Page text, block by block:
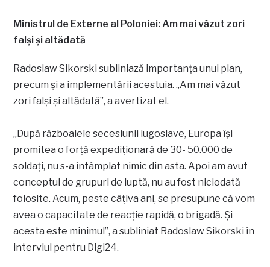
Ministrul de Externe al Poloniei: Am mai văzut zori
falşi şi altădată
Radoslaw Sikorski subliniază importanța unui plan,
precum și a implementării acestuia. „Am mai văzut
zori falşi şi altădată”, a avertizat el.
„După războaiele secesiunii iugoslave, Europa îşi
promitea o forţă expediţionară de 30- 50.000 de
soldaţi, nu s-a întâmplat nimic din asta. Apoi am avut
conceptul de grupuri de luptă, nu au fost niciodată
folosite. Acum, peste câţiva ani, se presupune că vom
avea o capacitate de reacţie rapidă, o brigadă. Şi
acesta este minimul”, a subliniat Radoslaw Sikorski în
interviul pentru Digi24.